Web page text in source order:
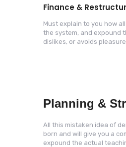
Finance &
Must explain to you how
the system, and expound
dislikes, or avoids
Planning &
All this mistaken idea of
born and will give you a
expound the actual